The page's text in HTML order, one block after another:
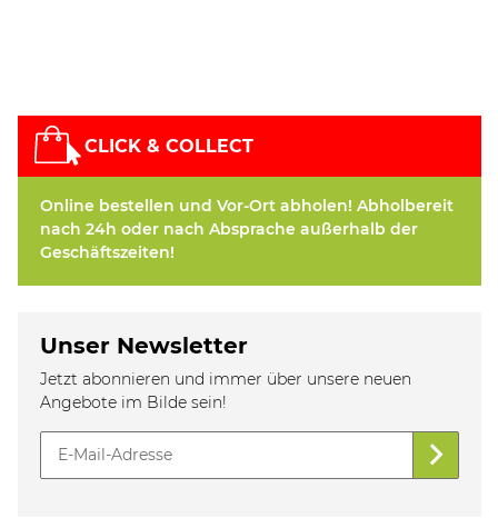
CLICK & COLLECT
Online bestellen und Vor-Ort abholen! Abholbereit
nach 24h oder nach Absprache außerhalb der
Geschäftszeiten!
Unser Newsletter
Jetzt abonnieren und immer über unsere neuen
Angebote im Bilde sein!